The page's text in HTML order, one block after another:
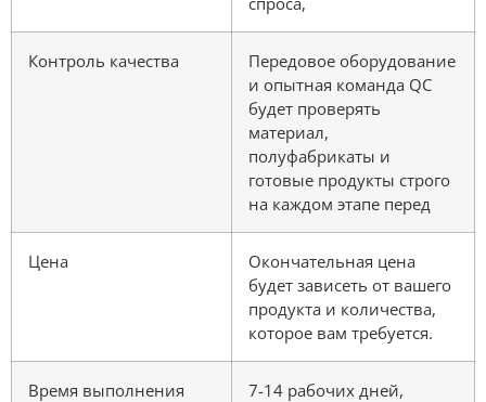
Контроль качества
Передовое оборудование
и опытная команда QC
будет проверять
материал,
полуфабрикаты и
готовые продукты строго
на каждом этапе перед
Цена
Окончательная цена
будет зависеть от вашего
продукта и количества,
которое вам требуется.
Время выполнения
7-14 рабочих дней,